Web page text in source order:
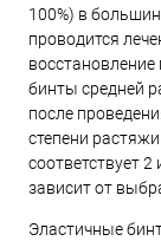
100%) в
проводится
бинты средней
после
степени
соответствует
зависит от
Эластичные